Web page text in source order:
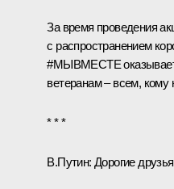
За время проведения
с распространением
#МЫВМЕСТЕ
ветеранам – всем,
* * *
В.Путин: Дорогие